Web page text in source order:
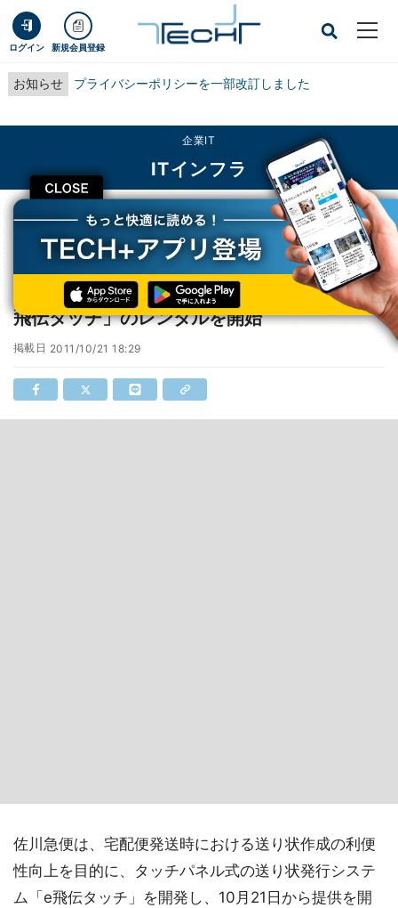
ログイン 新規会員登録
お知らせ プライバシーポリシーを一部改訂しました
CLOSE
企業IT
ITインフラ
TECH+ 企業IT
ITインフラ
佐川急便、タッチ式の送り状発行システム「e飛伝タッチ」のレンタルを開始
佐川急便、タッチ式の送り状発行システム「e
飛伝タッチ」のレンタルを開始
掲載日 2011/10/21 18:29
佐川急便は、宅配便発送時における送り状作成の利便
性向上を目的に、タッチパネル式の送り状発行システ
ム「e飛伝タッチ」を開発し、10月21日から提供を開